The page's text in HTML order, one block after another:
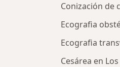
Conización de
Ecografia
Ecografia
Cesárea en